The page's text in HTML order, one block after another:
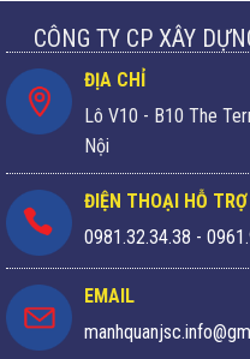
CÔNG TY CP XÂY
ĐỊA CHỈ
Lô V10 - B10 The
Nội
ĐIỆN THOẠI HỖ TRỢ
0981.32.34.38 -
EMAIL